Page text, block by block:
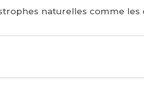
naturelles comme les